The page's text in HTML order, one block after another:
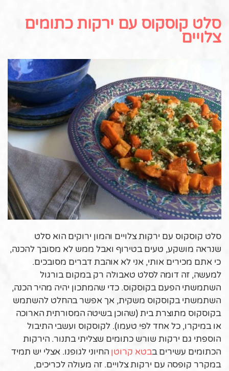
סלט קוסקוס עם ירקות כתומים
צלויים
סלט קוסקוס עם ירקות צלויים והמון ירוקים הוא סלט
שנראה מושקע, טעים בטירוף ואבל ממש לא מסובך להכנה,
כי אתם מכירים אותי, אני לא אוהבת דברים מסובכים.
למעשה, זה דומה לסלט טאבולה רק במקום בורגול
השתמשתי הפעם בקוסקוס. כדי שהמתכון יהיה מהיר הכנה,
השתמשתי בקוסקוס משקית, אך אפשר בהחלט להשתמש
בקוסקוס מתוצרת בית (שהוכן בשיטה המסורתית הארוכה
או במיקרו, כל אחד לפי טעמו). לקוסקוס ועשבי התיבול
הוספתי גם ירקות שורש כתומים שצליתי בתנור. הירקות
הכתומים עשירים בבטא קרוטן החיוני לגופנו. אצלי יש תמיד
במקרר קופסה עם ירקות צלויים. זה מעולה לכריכים,